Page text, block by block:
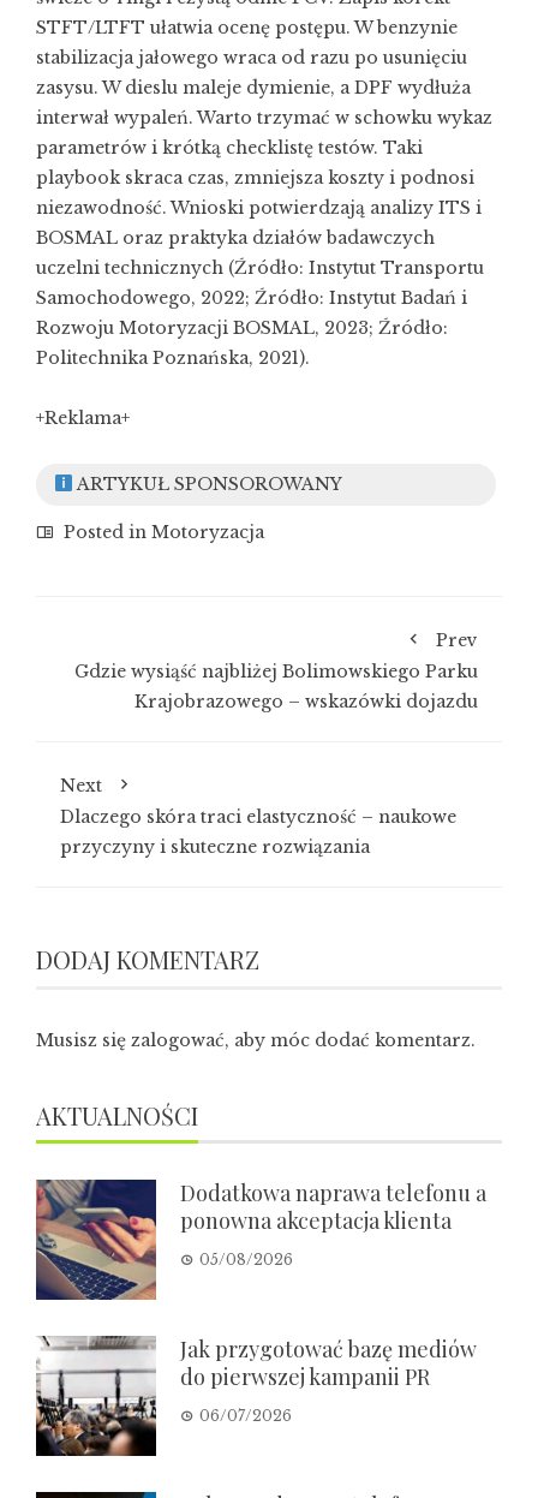
STFT/LTFT ułatwia ocenę postępu. W benzynie
stabilizacja jałowego wraca od razu po usunięciu
zasysu. W dieslu maleje dymienie, a DPF wydłuża
interwał wypaleń. Warto trzymać w schowku wykaz
parametrów i krótką checklistę testów. Taki
playbook skraca czas, zmniejsza koszty i podnosi
niezawodność. Wnioski potwierdzają analizy ITS i
BOSMAL oraz praktyka działów badawczych
uczelni technicznych (Źródło: Instytut Transportu
Samochodowego, 2022; Źródło: Instytut Badań i
Rozwoju Motoryzacji BOSMAL, 2023; Źródło:
Politechnika Poznańska, 2021).
+Reklama+
ARTYKUŁ SPONSOROWANY
Posted in Motoryzacja
Prev
Gdzie wysiąść najbliżej Bolimowskiego Parku
Krajobrazowego – wskazówki dojazdu
Next
Dlaczego skóra traci elastyczność – naukowe
przyczyny i skuteczne rozwiązania
DODAJ KOMENTARZ
Musisz się zalogować, aby móc dodać komentarz.
AKTUALNOŚCI
Dodatkowa naprawa telefonu a
ponowna akceptacja klienta
05/08/2026
Jak przygotować bazę mediów
do pierwszej kampanii PR
06/07/2026